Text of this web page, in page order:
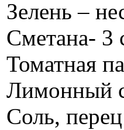
Зелень –
Сметана- 3
Томатная
Лимонный
Соль,